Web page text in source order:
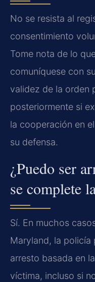
No se resista al
consentimiento
Tome nota de lo
comuníquese con
validez de la orden
posteriormente si
la cooperación en
su defensa.
¿Puedo ser
se complete
Sí. En muchos
Maryland, la policía
arresto basada en
víctima, incluso si